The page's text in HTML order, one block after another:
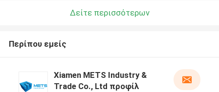
Δείτε περισσότερων
Περίπου εμείς
Xiamen METS Industry &
Trade Co., Ltd προφίλ